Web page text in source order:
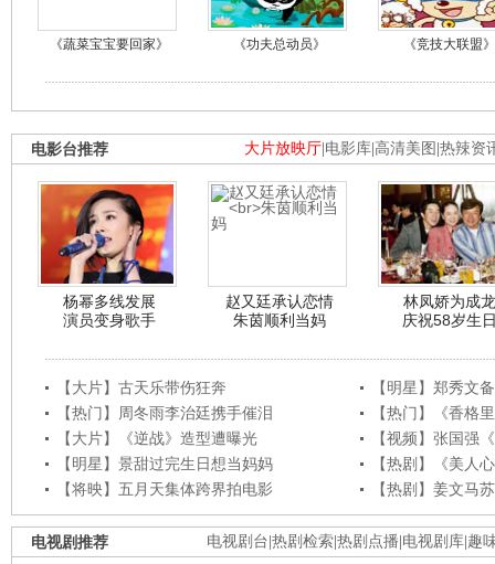
《蔬菜宝宝要回家》 《功夫总动员》 《竞技大联盟》
大片放映厅 电影库 高清美图 热辣资
电影台推荐
杨幂多线发展
演员变身歌手
赵又廷承认恋情
朱茵顺利当妈
林凤娇为成龙
庆祝58岁生
【大片】古天乐带伤狂奔
【明星】郑秀文
【热门】周冬雨李治廷携手催泪
【热门】《香格
【大片】《逆战》造型遭曝光
【视频】张国强
【明星】景甜过完生日想当妈妈
【热剧】《美人
【将映】五月天集体跨界拍电影
【热剧】姜文马
电视剧台 热剧检索 热剧点播 电视剧库 趣
电视剧推荐